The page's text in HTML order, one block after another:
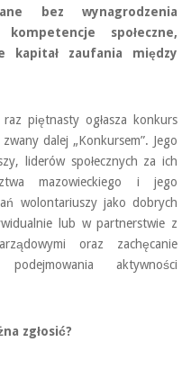
bez wynagrodzenia
społeczne,
kapitał zaufania między
piętnasty ogłasza konkurs
dalej „Konkursem”. Jego
liderów społecznych za ich
mazowieckiego i jego
wolontariuszy jako dobrych
lub w partnerstwie z
oraz zachęcanie
aktywności
zgłosić?